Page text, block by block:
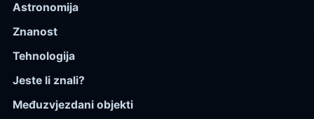
Astronomija
Znanost
Tehnologija
Jeste li znali?
Međuzvjezdani objekti